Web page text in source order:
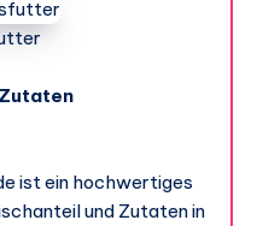
ist ein hochwertiges
und Zutaten in